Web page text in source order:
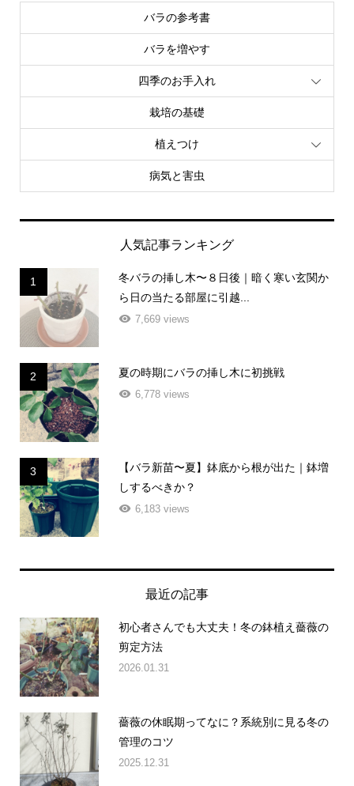
バラの参考書
バラを増やす
四季のお手入れ
栽培の基礎
植えつけ
病気と害虫
人気記事ランキング
1
冬バラの挿し木〜８日後｜暗く寒い玄関か
ら日の当たる部屋に引越...
7,669 views
2 夏の時期にバラの挿し木に初挑戦
6,778 views
3
【バラ新苗〜夏】鉢底から根が出た｜鉢増
しするべきか？
6,183 views
最近の記事
初心者さんでも大丈夫！冬の鉢植え薔薇の
剪定方法
2026.01.31
薔薇の休眠期ってなに？系統別に見る冬の
管理のコツ
2025.12.31